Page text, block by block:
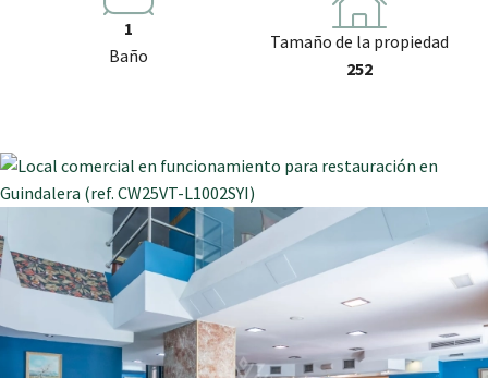
1
Baño
Tamaño de la propiedad
252